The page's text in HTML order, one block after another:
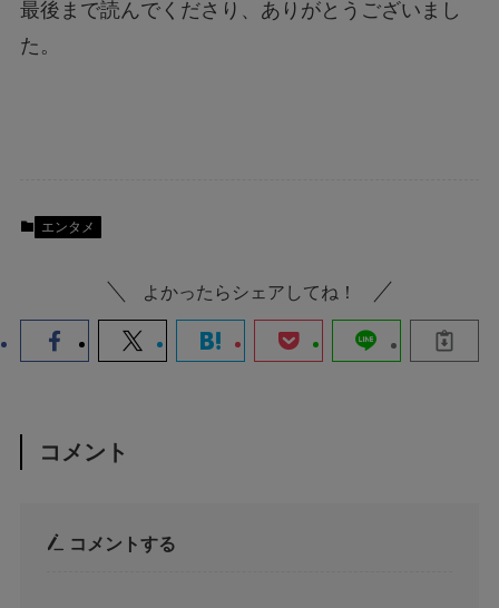
最後まで読んでくださり、ありがとうございまし
た。
エンタメ
よかったらシェアしてね！
コメント
コメントする